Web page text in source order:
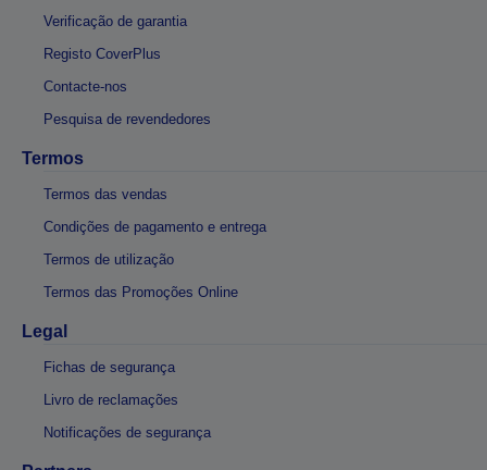
Verificação de garantia
Registo CoverPlus
Contacte-nos
Pesquisa de revendedores
Termos
Termos das vendas
Condições de pagamento e entrega
Termos de utilização
Termos das Promoções Online
Legal
Fichas de segurança
Livro de reclamações
Notificações de segurança